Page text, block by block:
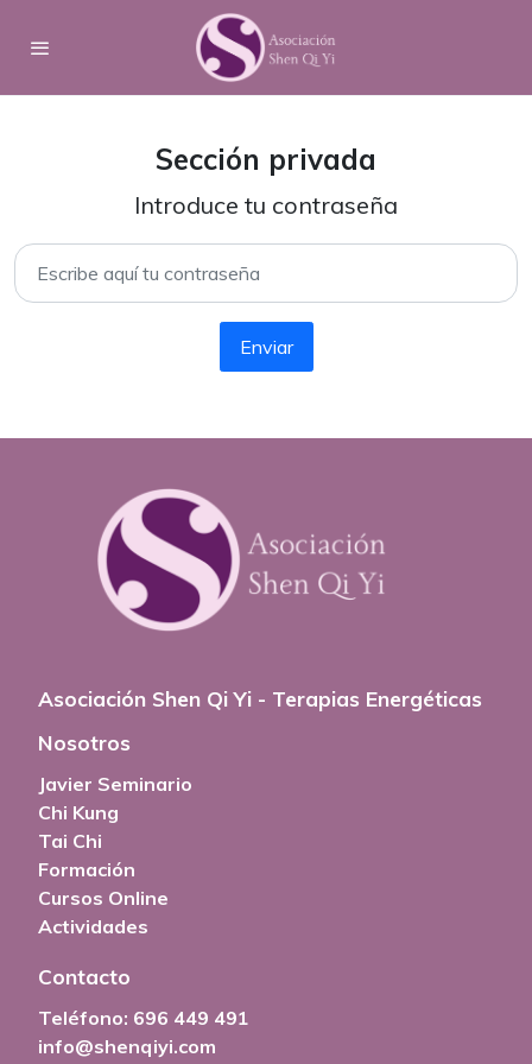
Sección privada
Introduce tu contraseña
Enviar
Asociación Shen Qi Yi - Terapias Energéticas
Nosotros
Javier Seminario
Chi Kung
Tai Chi
Formación
Cursos Online
Actividades
Contacto
Teléfono: 696 449 491
info@shenqiyi.com